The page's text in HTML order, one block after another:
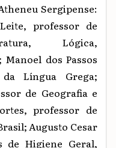
Sergipense:
professor de
Lógica,
dos Passos
Língua Grega;
de Geografia e
professor de
Augusto Cesar
de Higiene Geral,